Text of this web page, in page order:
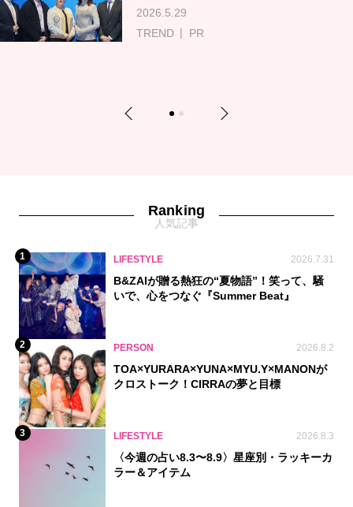
2026.5.29
TREND
PR
Previous 1 2 Next
Ranking
人気記事
1 LIFESTYLE 2026.7.31
B&ZAIが贈る熱狂の“夏物語”！笑って、騒
いで、心をつなぐ『Summer Beat』
2 PERSON 2026.8.2
TOA×YURARA×YUNA×MYU.Y×MANONが
クロストーク！CIRRAの夢と目標
3 LIFESTYLE 2026.8.3
〈今週の占い8.3〜8.9〉星座別・ラッキーカ
ラー＆アイテム